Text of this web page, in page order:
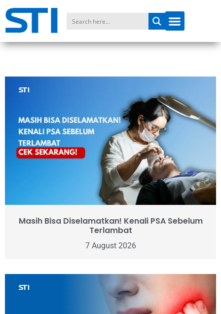
Masih Bisa Diselamatkan! Kenali PSA Sebelum
Terlambat
7 August 2026